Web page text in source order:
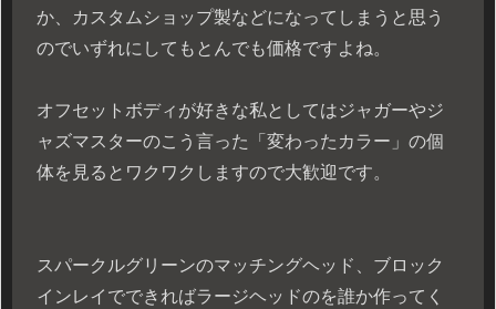
か、カスタムショップ製などになってしまうと思う
のでいずれにしてもとんでも価格ですよね。
オフセットボディが好きな私としてはジャガーやジ
ャズマスターのこう言った「変わったカラー」の個
体を見るとワクワクしますので大歓迎です。
スパークルグリーンのマッチングヘッド、ブロック
インレイでできればラージヘッドのを誰か作ってく